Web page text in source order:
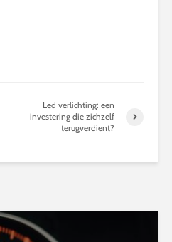
Led verlichting: een
investering die zichzelf
terugverdient?